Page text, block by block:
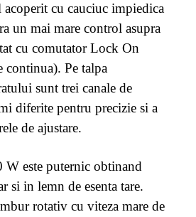
cu cauciuc impiedica
un mai mare control asupra
cu comutator Lock On
continua). Pe talpa
sunt trei canale de
diferite pentru precizie si a
de ajustare.
este puternic obtinand
si in lemn de esenta tare.
rotativ cu viteza mare de